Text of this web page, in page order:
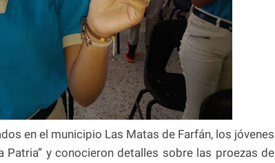
en el municipio Las Matas de Farfán, los jóvenes
y conocieron detalles sobre las proezas de